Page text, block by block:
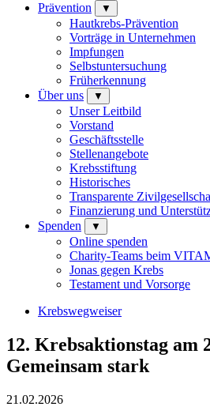
Prävention
▼
Hautkrebs-Prävention
Vorträge in Unternehmen
Impfungen
Selbstuntersuchung
Früherkennung
Über uns
▼
Unser Leitbild
Vorstand
Geschäftsstelle
Stellenangebote
Krebsstiftung
Historisches
Transparente
Finanzierung und
Spenden
▼
Online spenden
Charity-Teams beim
Jonas gegen Krebs
Testament und Vorsorge
Krebswegweiser
12. Krebsaktionstag am
Gemeinsam stark
21.02.2026